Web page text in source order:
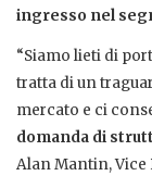
ingresso nel
“Siamo lieti di
tratta di un
mercato e ci
domanda di
Alan Mantin, Vice